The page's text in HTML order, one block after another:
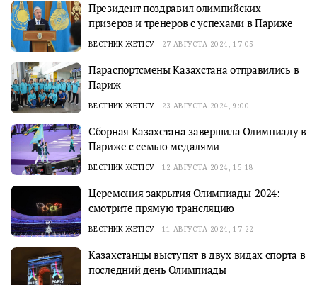
Президент поздравил олимпийских
призеров и тренеров с успехами в Париже
ВЕСТНИК ЖЕТІСУ 27 АВГУСТА 2024, 17:05
Параспортсмены Казахстана отправились в
Париж
ВЕСТНИК ЖЕТІСУ 23 АВГУСТА 2024, 9:00
Сборная Казахстана завершила Олимпиаду в
Париже с семью медалями
ВЕСТНИК ЖЕТІСУ 12 АВГУСТА 2024, 15:18
Церемония закрытия Олимпиады-2024:
смотрите прямую трансляцию
ВЕСТНИК ЖЕТІСУ 11 АВГУСТА 2024, 17:22
Казахстанцы выступят в двух видах спорта в
последний день Олимпиады